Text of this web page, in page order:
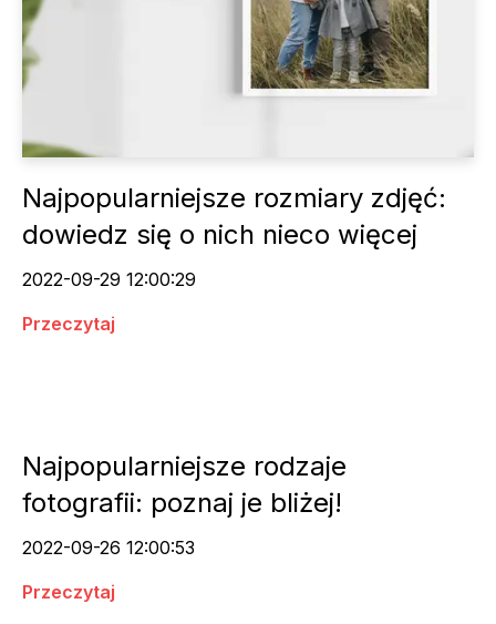
Najpopularniejsze rozmiary zdjęć:
dowiedz się o nich nieco więcej
2022-09-29 12:00:29
Przeczytaj
Najpopularniejsze rodzaje
fotografii: poznaj je bliżej!
2022-09-26 12:00:53
Przeczytaj